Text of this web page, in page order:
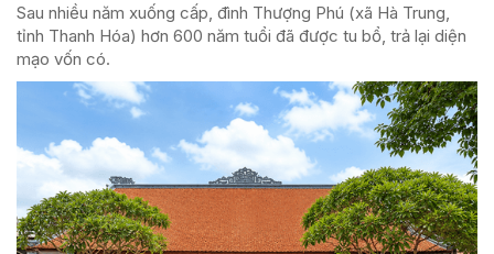
Sau nhiều năm xuống cấp, đình Thượng Phú (xã Hà Trung,
tỉnh Thanh Hóa) hơn 600 năm tuổi đã được tu bổ, trả lại diện
mạo vốn có.